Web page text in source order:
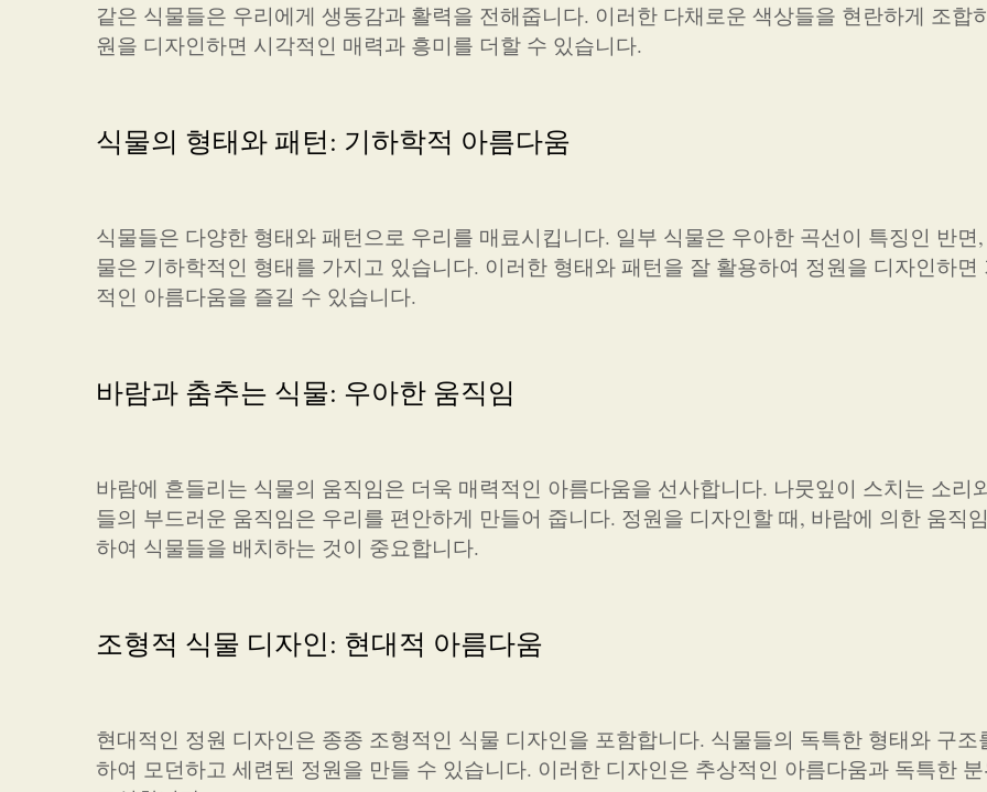
같은 식물들은 우리에게 생동감과 활력을 전해줍니다. 이러한 다채로운 색상들을 현란하게 조합
원을 디자인하면 시각적인 매력과 흥미를 더할 수 있습니다.
식물의 형태와 패턴: 기하학적 아름다움
식물들은 다양한 형태와 패턴으로 우리를 매료시킵니다. 일부 식물은 우아한 곡선이 특징인 반면,
물은 기하학적인 형태를 가지고 있습니다. 이러한 형태와 패턴을 잘 활용하여 정원을 디자인하면
적인 아름다움을 즐길 수 있습니다.
바람과 춤추는 식물: 우아한 움직임
바람에 흔들리는 식물의 움직임은 더욱 매력적인 아름다움을 선사합니다. 나뭇잎이 스치는 소리
들의 부드러운 움직임은 우리를 편안하게 만들어 줍니다. 정원을 디자인할 때, 바람에 의한 움직
하여 식물들을 배치하는 것이 중요합니다.
조형적 식물 디자인: 현대적 아름다움
현대적인 정원 디자인은 종종 조형적인 식물 디자인을 포함합니다. 식물들의 독특한 형태와 구조
하여 모던하고 세련된 정원을 만들 수 있습니다. 이러한 디자인은 추상적인 아름다움과 독특한